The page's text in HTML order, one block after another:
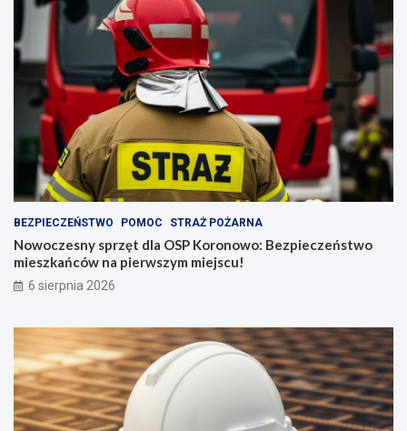
g
o
BEZPIECZEŃSTWO POMOC STRAŻ POŻARNA
Nowoczesny sprzęt dla OSP Koronowo: Bezpieczeństwo
mieszkańców na pierwszym miejscu!
6 sierpnia 2026